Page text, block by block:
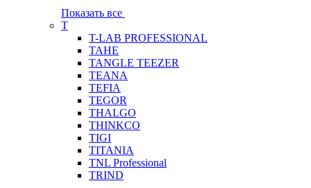
Показать все
T
T-LAB PROFESSIONAL
TAHE
TANGLE TEEZER
TEANA
TEFIA
TEGOR
THALGO
THINKCO
TIGI
TITANIA
TNL Professional
TRIND